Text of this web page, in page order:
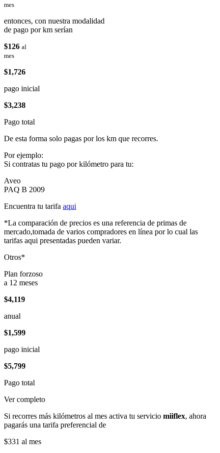
mes
entonces, con nuestra modalidad
de pago por km serían
$126 al
mes
$1,726
pago inicial
$3,238
Pago total
De esta forma solo pagas por los km que recorres.
Por ejemplo:
Si contratas tu pago por kilómetro para tu:
Aveo
PAQ B 2009
Encuentra tu tarifa aqui
*La comparación de precios es una referencia de primas de
mercado,tomada de varios compradores en línea por lo cual las
tarifas aqui presentadas pueden variar.
Otros*
Plan forzoso
a 12 meses
$4,119
anual
$1,599
pago inicial
$5,799
Pago total
Ver completo
Si recorres más kilómetros al mes activa tu servicio miiflex, ahora
pagarás una tarifa preferencial de
$331 al mes